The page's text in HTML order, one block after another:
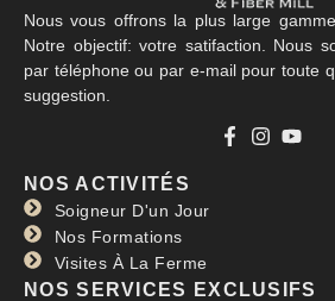
Nous vous offrons la plus large
Notre objectif: votre satifaction. Nous
par téléphone ou par e-mail pour toute
suggestion.
NOS ACTIVITÉS
Soigneur D'un Jour
Nos Formations
Visites À La Ferme
NOS SERVICES EXCLUSIFS